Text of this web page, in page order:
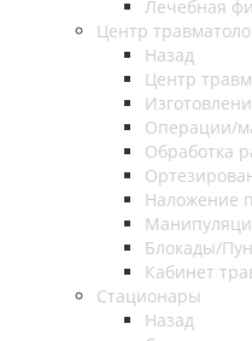
Лечебная
Центр
Назад
Центр
Операции/
Обработка
Наложение
Блокады/
Кабинет
Стационары
Назад